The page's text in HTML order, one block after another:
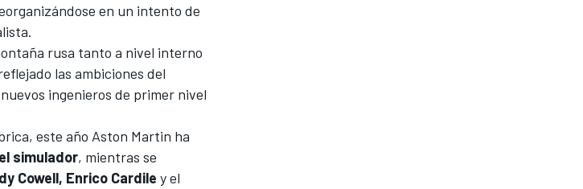
en un intento de
rusa tanto a nivel interno
las ambiciones del
ingenieros de primer nivel
este año Aston Martin ha
simulador, mientras se
Cowell, Enrico Cardile y el